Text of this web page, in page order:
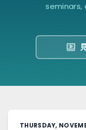
seminars,
THURSDAY,